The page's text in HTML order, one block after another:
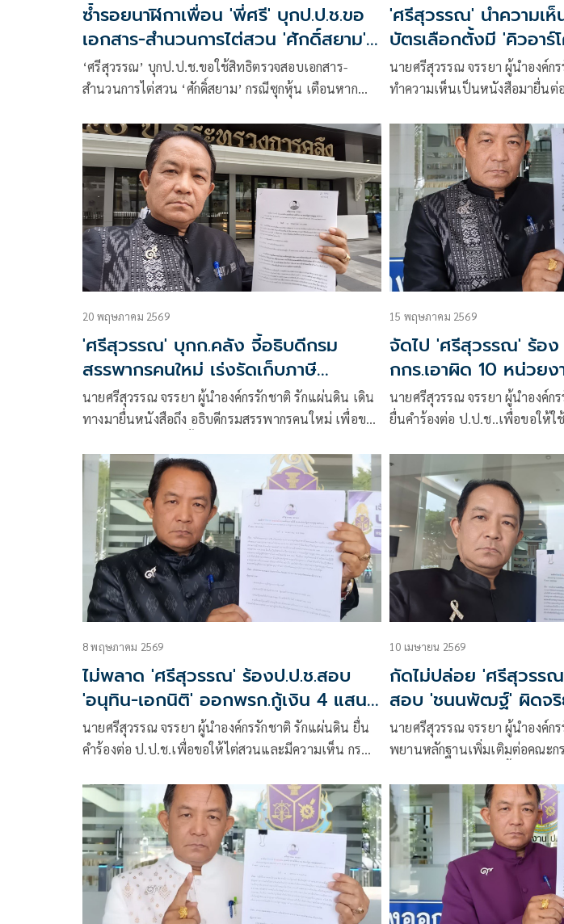
ซ้ำรอยนาฬิกาเพื่อน 'พี่ศรี' บุกป.ป.ช.ขอ
เอกสาร-สำนวนการไต่สวน 'ศักดิ์สยาม'
กรณีซุกหุ้น
‘ศรีสุวรรณ’ บุกป.ป.ช.ขอใช้สิทธิตรวจสอบเอกสาร-
สำนวนการไต่สวน ‘ศักดิ์สยาม’ กรณีซุกหุ้น เตือนหาก
ข่าวสาร และยื่นฟ้องต่อศาลปกครองต่อไป
'ศรีสุวรรณ' นำความเ
บัตรเลือกตั้งมี 'คิวอาร์
รัฐธรรมนูญ
นายศรีสุวรรณ จรรยา ผู้นำองค์ก
ทำความเห็นเป็นหนังสือมายื่นต่
เกี่ยวข้อง
20 พฤษภาคม 2569
'ศรีสุวรรณ' บุกก.คลัง จี้อธิบดีกรม
สรรพากรคนใหม่ เร่งรัดเก็บภาษี
'ทักษิณ' 1.7หมื่นล้าน
นายศรีสุวรรณ จรรยา ผู้นำองค์กรรักชาติ รักแผ่นดิน เดิน
ทางมายื่นหนังสือถึง อธิบดีกรมสรรพากรคนใหม่ เพื่อขอ
ภาษีรายได้บุคคลธรรมดาจากนายทักษิณ ชินวัตร พร้อม
เบี้ยปรับเงินเพิ่มให้แก่กรมสรรพากรกว่า 1.76 หมื่นล้าน
บาท
15 พฤษภาคม 2569
จัดไป 'ศรีสุวรรณ' ร้อง
กกร.เอาผิด 10 หน่วยง
สูงสุด
นายศรีสุวรรณ จรรยา ผู้นำองค์ก
ยื่นคำร้องต่อ ป.ป.ช..เพื่อขอให้ใ
งานรัฐมาไต่สวนสอบสวนเพื่อเชื่
รัฐที่กระทำการดังกล่าว เพื่อเอา
กฎหมาย หากไม่ดำเนินการจะถื
หน้าที่ได้
8 พฤษภาคม 2569
ไม่พลาด 'ศรีสุวรรณ' ร้องป.ป.ช.สอบ
'อนุทิน-เอกนิติ' ออกพรก.กู้เงิน 4 แสน
ล้าน ขัดรธน.หรือไม่
นายศรีสุวรรณ จรรยา ผู้นำองค์กรรักชาติ รักแผ่นดิน ยื่น
คำร้องต่อ ป.ป.ช.เพื่อขอให้ไต่สวนและมีความเห็น กรณี
ปัญหาผลกระทบจากสถานการณ์วิกฤต
10 เมษายน 2569
กัดไม่ปล่อย 'ศรีสุวรรณ
สอบ 'ชนนพัฒฐ์' ผิดจริ
เอี่ยวพนันออนไลน์
นายศรีสุวรรณ จรรยา ผู้นำองค์กร
พยานหลักฐานเพิ่มเติมต่อคณะก